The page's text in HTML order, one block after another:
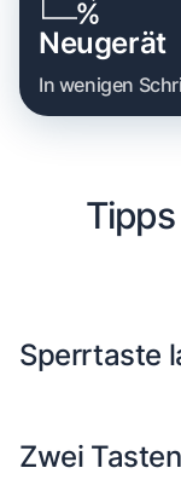
Neugerät
In wenigen
Sperrtaste
Zwei